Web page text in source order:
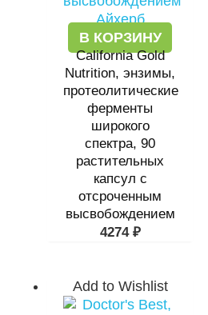
В КОРЗИНУ
California Gold
Nutrition, энзимы,
протеолитические
ферменты
широкого
спектра, 90
растительных
капсул с
отсроченным
высвобождением
4274 ₽
Add to Wishlist